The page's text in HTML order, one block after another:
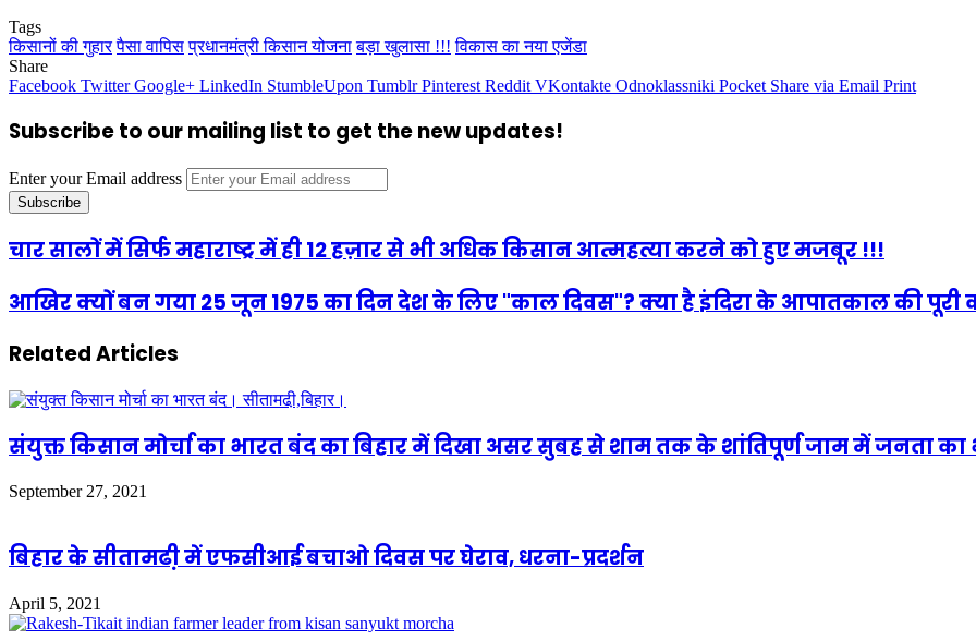
Tags
किसानों की गुहार पैसा वापिस प्रधानमंत्री किसान योजना बड़ा खुलासा !!! विकास का नया एजेंडा
Share
Facebook Twitter Google+ LinkedIn StumbleUpon Tumblr Pinterest Reddit VKontakte Odnoklassniki Pocket Share via Email Print
Subscribe to our mailing list to get the new updates!
Enter your Email address
चार सालों में सिर्फ महाराष्ट्र में ही 12 हज़ार से भी अधिक किसान आत्महत्या करने को हुए मजबूर !!!
आखिर क्यों बन गया 25 जून 1975 का दिन देश के लिए "काल दिवस"? क्या है इंदिरा के आपातकाल की पूरी
Related Articles
संयुक्त किसान मोर्चा का भारत बंद का बिहार में दिखा असर सुबह से शाम तक के शांतिपूर्ण जाम में जनता का
September 27, 2021
बिहार के सीतामढी़ में एफसीआई बचाओ दिवस पर घेराव, धरना-प्रदर्शन
April 5, 2021